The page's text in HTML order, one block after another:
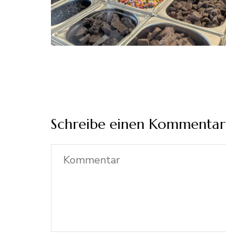
Schreibe einen Kommentar